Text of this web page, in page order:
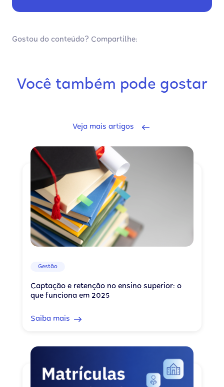
Gostou do conteúdo? Compartilhe:
Você também pode gostar
Veja mais artigos
Gestão
Captação e retenção no ensino superior: o
que funciona em 2025
Saiba mais